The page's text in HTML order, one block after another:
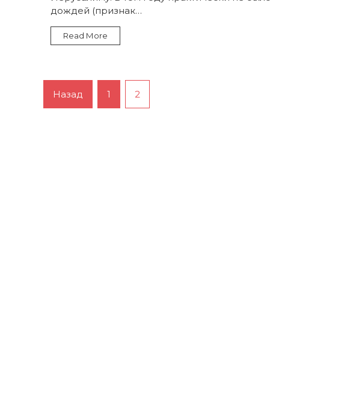
дождей (признак…
Read More
Пагинация
Назад 1 2